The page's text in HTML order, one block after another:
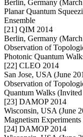
Berlin, Germany
Planar Quantum
Ensemble
[21] QIM 2014
Berlin, Germany
Observation of
Photonic Quantum
[22] CLEO 2014
San Jose, USA (June
Observation of
Quantum Walks
[23] DAMOP 2014
Wisconsin, USA (June
Magnetism
[24] DAMOP 2014